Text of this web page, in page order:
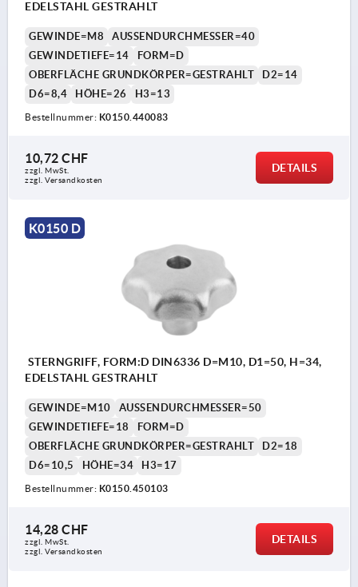
EDELSTAHL GESTRAHLT
GEWINDE=M8
AUSSENDURCHMESSER=40
GEWINDETIEFE=14
FORM=D
OBERFLÄCHE GRUNDKÖRPER=GESTRAHLT
D2=14
D6=8,4
HÖHE=26 H3=13
Bestellnummer: K0150.440083
10,72 CHF
zzgl. MwSt.
zzgl. Versandkosten
DETAILS
K0150 D
STERNGRIFF, FORM:D DIN6336 D=M10, D1=50, H=34,
EDELSTAHL GESTRAHLT
GEWINDE=M10
AUSSENDURCHMESSER=50
GEWINDETIEFE=18
FORM=D
OBERFLÄCHE GRUNDKÖRPER=GESTRAHLT
D2=18
D6=10,5
HÖHE=34 H3=17
Bestellnummer: K0150.450103
14,28 CHF
zzgl. MwSt.
zzgl. Versandkosten
DETAILS